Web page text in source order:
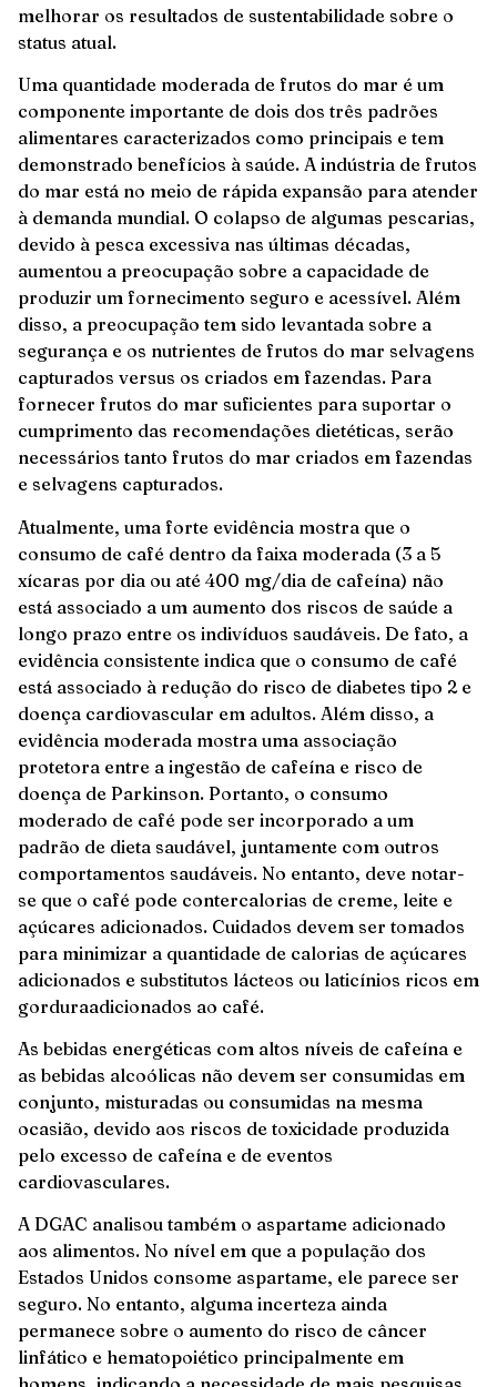
melhorar os resultados de sustentabilidade sobre o
status atual.
Uma quantidade moderada de frutos do mar é um
componente importante de dois dos três padrões
alimentares caracterizados como principais e tem
demonstrado benefícios à saúde. A indústria de frutos
do mar está no meio de rápida expansão para atender
à demanda mundial. O colapso de algumas pescarias,
devido à pesca excessiva nas últimas décadas,
aumentou a preocupação sobre a capacidade de
produzir um fornecimento seguro e acessível. Além
disso, a preocupação tem sido levantada sobre a
segurança e os nutrientes de frutos do mar selvagens
capturados versus os criados em fazendas. Para
fornecer frutos do mar suficientes para suportar o
cumprimento das recomendações dietéticas, serão
necessários tanto frutos do mar criados em fazendas
e selvagens capturados.
Atualmente, uma forte evidência mostra que o
consumo de café dentro da faixa moderada (3 a 5
xícaras por dia ou até 400 mg/dia de cafeína) não
está associado a um aumento dos riscos de saúde a
longo prazo entre os indivíduos saudáveis. De fato, a
evidência consistente indica que o consumo de café
está associado à redução do risco de diabetes tipo 2 e
doença cardiovascular em adultos. Além disso, a
evidência moderada mostra uma associação
protetora entre a ingestão de cafeína e risco de
doença de Parkinson. Portanto, o consumo
moderado de café pode ser incorporado a um
padrão de dieta saudável, juntamente com outros
comportamentos saudáveis. No entanto, deve notar-
se que o café pode contercalorias de creme, leite e
açúcares adicionados. Cuidados devem ser tomados
para minimizar a quantidade de calorias de açúcares
adicionados e substitutos lácteos ou laticínios ricos em
gorduraadicionados ao café.
As bebidas energéticas com altos níveis de cafeína e
as bebidas alcoólicas não devem ser consumidas em
conjunto, misturadas ou consumidas na mesma
ocasião, devido aos riscos de toxicidade produzida
pelo excesso de cafeína e de eventos
cardiovasculares.
A DGAC analisou também o aspartame adicionado
aos alimentos. No nível em que a população dos
Estados Unidos consome aspartame, ele parece ser
seguro. No entanto, alguma incerteza ainda
permanece sobre o aumento do risco de câncer
linfático e hematopoiético principalmente em